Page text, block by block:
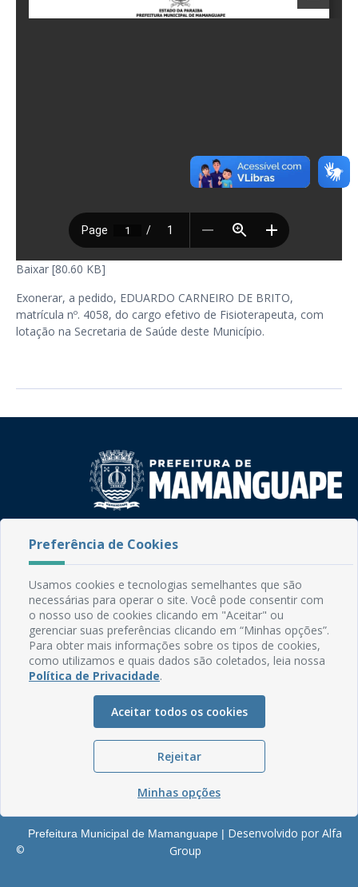
Baixar [80.60 KB]
Exonerar, a pedido, EDUARDO CARNEIRO DE BRITO,
matrícula nº. 4058, do cargo efetivo de Fisioterapeuta, com
lotação na Secretaria de Saúde deste Município.
CEP: 58.280-000 - Mamanguape/PB
Fone: (83) 3292-2246
Email: comunicacao@mamanguape.pb.gov.br
Expediente: Segunda à Sexta, das 08h às 13h
Mapa do Site
Perguntas frequentes
Glossário
Serviços Internos
©
Prefeitura Municipal de Mamanguape | Desenvolvido por Alfa
Group
Preferência de Cookies
Usamos cookies e tecnologias semelhantes que são
necessárias para operar o site. Você pode consentir com
o nosso uso de cookies clicando em "Aceitar" ou
gerenciar suas preferências clicando em “Minhas opções”.
Para obter mais informações sobre os tipos de cookies,
como utilizamos e quais dados são coletados, leia nossa
Política de Privacidade.
Aceitar todos os cookies
Rejeitar
Minhas opções